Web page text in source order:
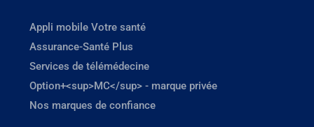
Appli mobile Votre santé
Assurance-Santé Plus
Services de télémédecine
Option+<sup>MC</sup> - marque privée
Nos marques de confiance